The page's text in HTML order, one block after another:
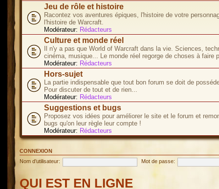
Jeu de rôle et histoire
Racontez vos aventures épiques, l'histoire de votre
l'histoire de Warcraft.
Modérateur: Rédacteurs
Culture et monde réel
Il n'y a pas que World of Warcraft dans la vie. Sciences,
cinéma, musique... Le monde réel regorge de choses à faire
Modérateur: Rédacteurs
Hors-sujet
La partie indispensable que tout bon forum se doit de
Pour discuter de tout et de rien...
Modérateur: Rédacteurs
Suggestions et bugs
Proposez vos idées pour améliorer le site et le forum et
bugs qu'on leur règle leur compte !
Modérateur: Rédacteurs
CONNEXION
Nom d’utilisateur:
Mot de passe:
QUI EST EN LIGNE